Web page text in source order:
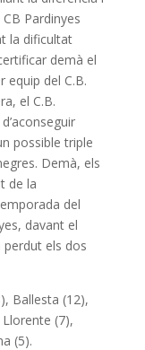
Pardinyes
la dificultat
demà el
equip del C.B.
el C.B.
possible triple
Demà, els
de la
del
davant el
perdut els dos
Ballesta (12),
Llorente (7),
(5).